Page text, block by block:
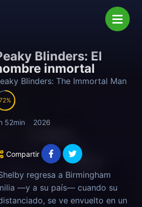
Blinders: El
inmortal
Blinders: The Immortal Man
52min 2026
Compartir
regresa a Birmingham
—y a su país— cuando su
se ve envuelto en un